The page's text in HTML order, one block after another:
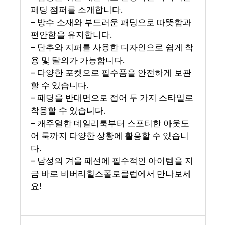
패딩 점퍼를 소개합니다.
– 방수 소재와 부드러운 패딩으로 따뜻함과
편안함을 유지합니다.
– 단추와 지퍼를 사용한 디자인으로 쉽게 착
용 및 탈의가 가능합니다.
– 다양한 포켓으로 필수품을 안전하게 보관
할 수 있습니다.
– 패딩을 반대면으로 접어 두 가지 스타일로
착용할 수 있습니다.
– 캐주얼한 데일리룩부터 스포티한 아웃도
어 룩까지 다양한 상황에 활용할 수 있습니
다.
– 남성의 겨울 패션에 필수적인 아이템을 지
금 바로 비버리힐스폴로클럽에서 만나보세
요!